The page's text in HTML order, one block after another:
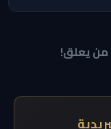
من يعلق!